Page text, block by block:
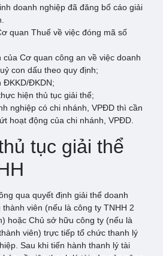
doanh nghiệp đã đăng bố cáo giải
quan Thuế về việc đóng mã số
của Cơ quan công an về việc doanh
con dấu theo quy định;
ĐKKD/ĐKDN;
hiện thủ tục giải thể;
nghiệp có chi nhánh, VPĐD thì cần
hoạt động của chi nhánh, VPĐD.
tục giải thể
qua quyết định giải thể doanh
thành viên (nếu là công ty TNHH 2
hoặc Chủ sở hữu công ty (nếu là
viên) trực tiếp tổ chức thanh lý
Sau khi tiến hành thanh lý tài